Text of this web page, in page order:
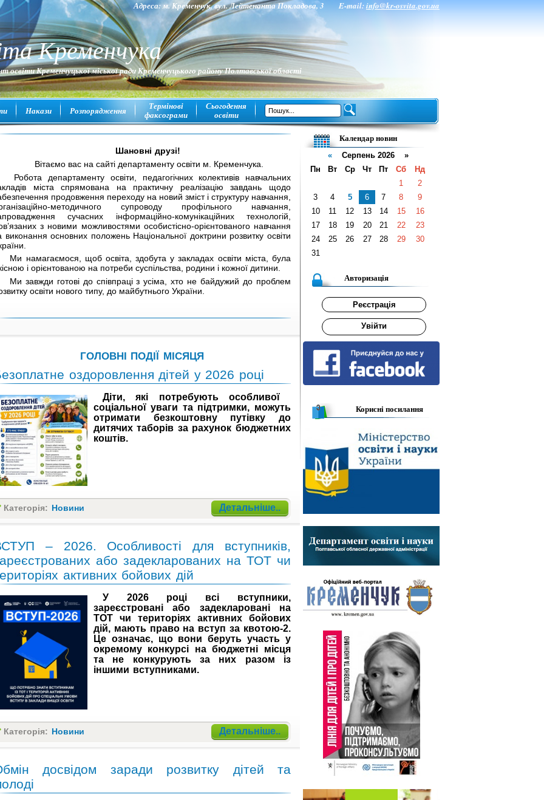
Адреса: м. Кременчук, вул. Лейтенанта Покладова, 3 E-mail:info@kr-osvita.gov.ua
Кременчука
освіти Кременчуцької міської ради Кременчуцького району Полтавської області
Накази Розпорядження
Термінові
факсограми
Сьогодення
освіти
Шановні друзі!
Вітаємо вас на сайті департаменту освіти м. Кременчука.
Робота департаменту освіти, педагогічних колективів навчальних
міста спрямована на практичну реалізацію завдань щодо
продовження переходу на новий зміст і структуру навчання,
методичного супроводу профільного навчання,
сучасних інформаційно-комунікаційних технологій,
з новими можливостями особистісно-орієнтованого навчання
виконання основних положень Національної доктрини розвитку освіти
Ми намагаємося, щоб освіта, здобута у закладах освіти міста, була
і орієнтованою на потреби суспільства, родини і кожної дитини.
Ми завжди готові до співпраці з усіма, хто не байдужий до проблем
освіти нового типу, до майбутнього України.
ГОЛОВНІ ПОДІЇ МІСЯЦЯ
оздоровлення дітей у 2026 році
Діти, які потребують особливої ​​
соціальної уваги та підтримки, можуть
отримати безкоштовну путівку до
дитячих таборів за рахунок бюджетних
коштів.
Категорія: Новини Детальніше..
– 2026. Особливості для вступників,
або задекларованих на ТОТ чи
активних бойових дій
У 2026 році всі вступники,
зареєстровані або задекларовані на
ТОТ чи територіях активних бойових
дій, мають право на вступ за квотою-2.
Це означає, що вони беруть участь у
окремому конкурсі на бюджетні місця
та не конкурують за них разом із
іншими вступниками.
Категорія: Новини Детальніше..
досвідом заради розвитку дітей та
Календар новин
«Серпень 2026 »
Пн
Вт Ср Чт Пт Сб
Нд
1
2
3
4 5 6 7 8
9
10
11 12 13 14 15
16
17
18 19 20 21 22
23
24
25 26 27 28 29
30
31
Авторизація
Реєстрація
Увійти
Корисні посилання